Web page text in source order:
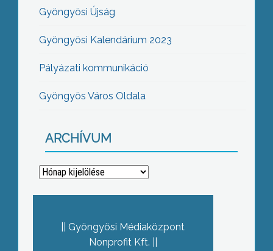
Gyöngyösi Újság
Gyöngyösi Kalendárium 2023
Pályázati kommunikáció
Gyöngyös Város Oldala
ARCHÍVUM
Archívum
Gyöngyösi Médiaközpont
Nonprofit Kft.